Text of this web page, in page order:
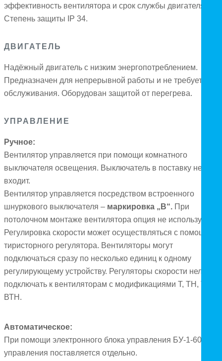
эффективность вентилятора и срок службы двигателя.
Степень защиты IP 34.
ДВИГАТЕЛЬ
Надёжный двигатель с низким энергопотреблением.
Предназначен для непрерывной работы и не требует
обслуживания. Оборудован защитой от перегрева.
УПРАВЛЕНИЕ
Ручное:
Вентилятор управляется при помощи комнатного
выключателя освещения. Выключатель в поставку не
входит.
Вентилятор управляется посредством встроенного
шнуркового выключателя – маркировка „B“. При
потолочном монтаже вентилятора опция не используется.
Регулировка скорости может осуществляться с помощью
тиристорного регулятора. Вентиляторы могут
подключаться сразу по несколько единиц к одному
регулирующему устройству. Регуляторы скорости нельзя
подключать к вентиляторам с модификациями Т, ТН, ТР,
ВТН.
Автоматическое:
При помощи электронного блока управления БУ-1-60.
управления поставляется отдельно.